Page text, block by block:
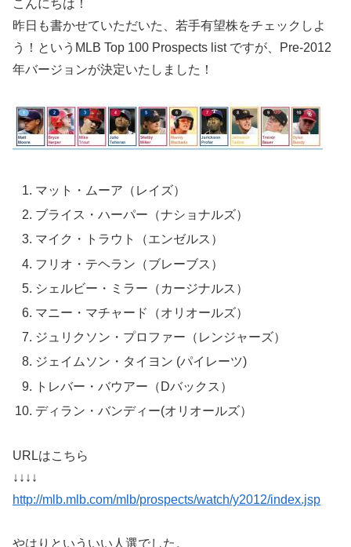
こんにちは！
昨日も書かせていただいた、若手有望株をチェックしよ
う！というMLB Top 100 Prospects list ですが、Pre-2012
年バージョンが決定いたしました！
マット・ムーア（レイズ）
ブライス・ハーパー（ナショナルズ）
マイク・トラウト（エンゼルス）
フリオ・テヘラン（ブレーブス）
シェルビー・ミラー（カージナルス）
マニー・マチャード（オリオールズ）
ジュリクソン・プロファー（レンジャーズ）
ジェイムソン・タイヨン (パイレーツ)
トレバー・バウアー（Dバックス）
ディラン・バンディー(オリオールズ）
URLはこちら
↓↓↓↓
http://mlb.mlb.com/mlb/prospects/watch/y2012/index.jsp
やはりといういい人選でした。